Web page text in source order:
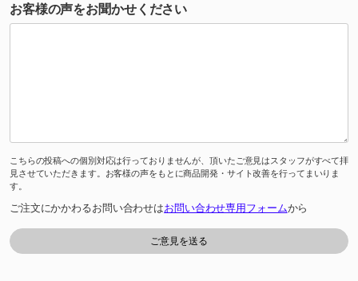
お客様の声をお聞かせください
こちらの投稿への個別対応は行っておりませんが、頂いたご意見はスタッフがすべて拝
見させていただきます。お客様の声をもとに商品開発・サイト改善を行ってまいりま
す。
ご注文にかかわるお問い合わせはお問い合わせ専用フォームから